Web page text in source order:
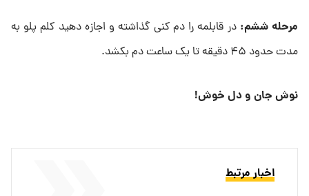
مرحله ششم: در قابلمه را دم کنی گذاشته و اجازه دهید کلم پلو به
مدت حدود ۴۵ دقیقه تا یک ساعت دم بکشد.
نوش جان و دل خوش!
اخبار مرتبط